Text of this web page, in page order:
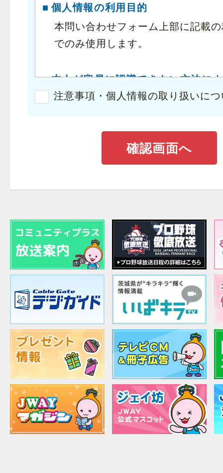
個人情報の利用目的
本問い合わせフォーム上部に記載
でのみ使用します。
本人が容易に認識できない方法に
報の取得
eを使用しています。Cookieによ
することはありません。
に基づく場合等を除き、今回ご入
個人情報は第三者に提供しません。
個人情報の委託について
個人情報の取扱いを外部に委託す
当社が規定する個人情報管理基準
業を選定して委託を行い、適切な
われるよう監督します。
提供の任意性とその結果
個人情報の入力は任意ですが、入
れた場合、本送信フォームに関連
受け付けることができませんので
注意事項・個人情報の取り扱いに